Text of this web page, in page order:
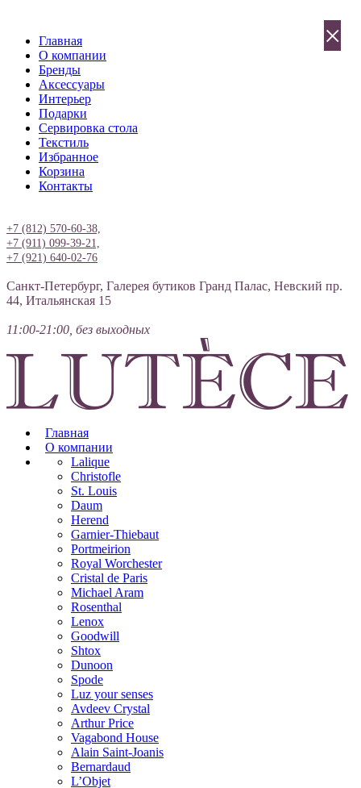
Главная
О компании
Бренды
Аксессуары
Интерьер
Подарки
Сервировка стола
Текстиль
Избранное
Корзина
Контакты
+7 (812) 570-60-38,
+7 (911) 099-39-21,
+7 (921) 640-02-76
Санкт-Петербург, Галерея бутиков Гранд Палас, Невский пр.
44, Итальянская 15
11:00-21:00, без выходных
Главная
О компании
Lalique
Christofle
St. Louis
Daum
Herend
Garnier-Thiebaut
Portmeirion
Royal Worchester
Cristal de Paris
Michael Aram
Rosenthal
Lenox
Goodwill
Shtox
Dunoon
Spode
Luz your senses
Avdeev Crystal
Arthur Price
Vagabond House
Alain Saint-Joanis
Bernardaud
L’Objet
×